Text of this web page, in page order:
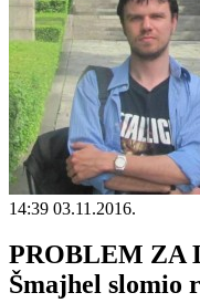
14:39 03.11.2016.
PROBLEM ZA
Šmajhel slomio